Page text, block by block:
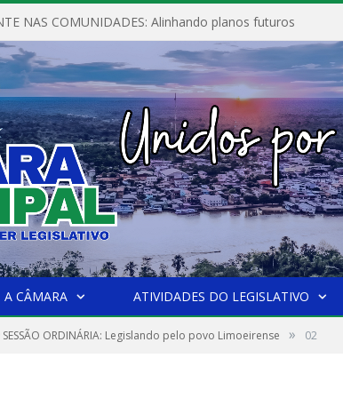
NAS COMUNIDADES: Alinhando planos futuros
A CÂMARA ATIVIDADES DO LEGISLATIVO
SESSÃO ORDINÁRIA: Legislando pelo povo Limoeirense » 02